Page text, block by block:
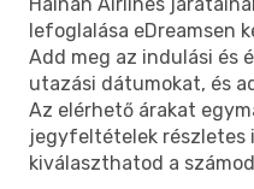
lefoglalása eDreamsen
Add meg az indulási és
utazási dátumokat, és
Az elérhető árakat
jegyfeltételek
kiválaszthatod a